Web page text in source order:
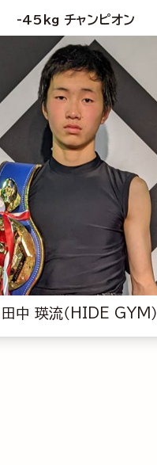
-45kg チャンピオン
田中 瑛流（HIDE GYM）